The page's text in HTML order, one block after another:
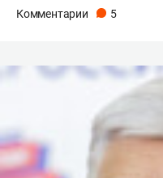
Комментарии 5